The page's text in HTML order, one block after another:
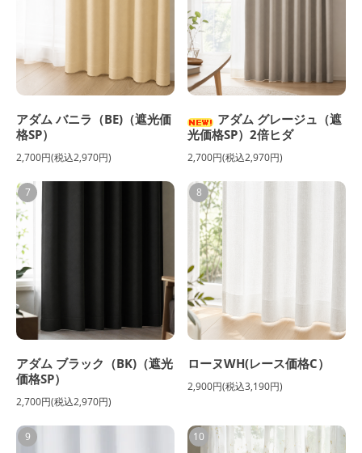
アダム バニラ（BE)（遮光価
格SP）
2,700円(税込2,970円)
アダム グレージュ（遮
光価格SP）2倍ヒダ
2,700円(税込2,970円)
7
アダム ブラック（BK)（遮光
価格SP）
2,700円(税込2,970円)
8
ローヌWH(レース価格C）
2,900円(税込3,190円)
9 10